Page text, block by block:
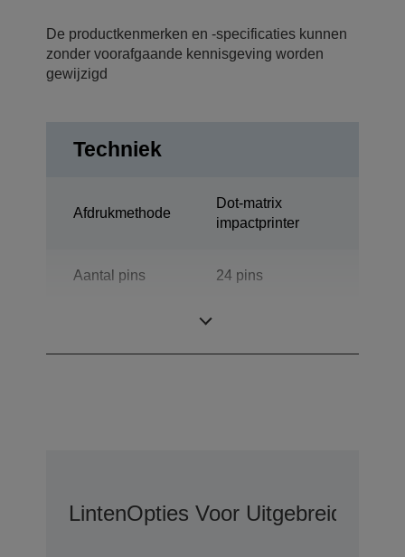
De productkenmerken en -specificaties kunnen
zonder voorafgaande kennisgeving worden
gewijzigd
Techniek
Afdrukmethode
Dot-matrix
impactprinter
Aantal pins 24 pins
LintenOpties Voor Uitgebreide